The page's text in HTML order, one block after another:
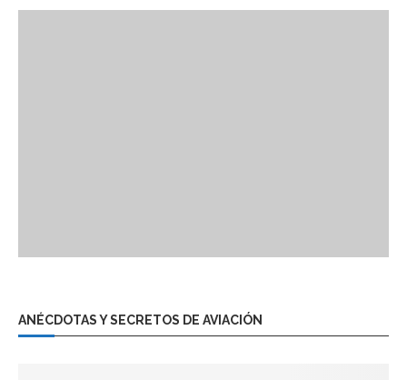
ANÉCDOTAS Y SECRETOS DE AVIACIÓN